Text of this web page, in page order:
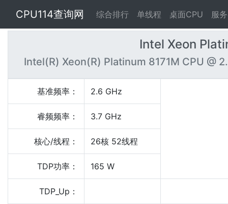
CPU114查询网 综合排行 单线程 桌面CPU 服
Intel Xeon
Intel(R) Xeon(R) Platinum 8171M CPU @
基准频率： 2.6 GHz
睿频频率： 3.7 GHz
核心/线程： 26核 52线程
TDP功率： 165 W
TDP_Up：